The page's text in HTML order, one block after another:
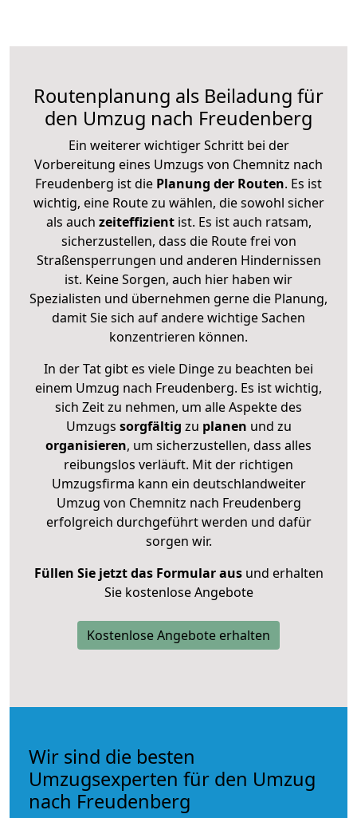
Routenplanung als Beiladung für
den Umzug nach Freudenberg
Ein weiterer wichtiger Schritt bei der
Vorbereitung eines Umzugs von Chemnitz nach
Freudenberg ist die Planung der Routen. Es ist
wichtig, eine Route zu wählen, die sowohl sicher
als auch zeiteffizientist. Es ist auch ratsam,
sicherzustellen, dass die Route frei von
Straßensperrungen und anderen Hindernissen
ist. Keine Sorgen, auch hier haben wir
Spezialisten und übernehmen gerne die Planung,
damit Sie sich auf andere wichtige Sachen
konzentrieren können.
In der Tat gibt es viele Dinge zu beachten bei
einem Umzug nach Freudenberg. Es ist wichtig,
sich Zeit zu nehmen, um alle Aspekte des
Umzugs sorgfältig zu planen und zu
organisieren, um sicherzustellen, dass alles
reibungslos verläuft. Mit der richtigen
Umzugsfirma kann ein deutschlandweiter
Umzug von Chemnitz nach Freudenberg
erfolgreich durchgeführt werden und dafür
sorgen wir.
Füllen Sie jetzt das Formular ausund erhalten
Sie kostenlose Angebote
Kostenlose Angebote erhalten
Wir sind die besten
Umzugsexperten für den Umzug
nach Freudenberg